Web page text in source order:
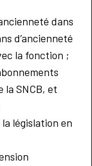
dans
d’ancienneté
la fonction ;
SNCB, et
législation en